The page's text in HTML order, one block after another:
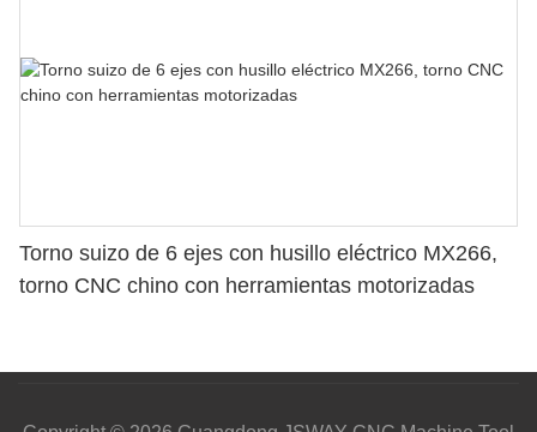
Torno suizo de 6 ejes con husillo eléctrico MX266,
torno CNC chino con herramientas motorizadas